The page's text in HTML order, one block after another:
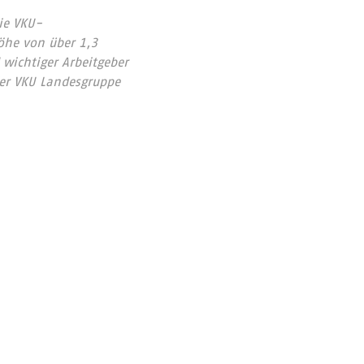
VKU-
von über 1,3
Arbeitgeber
VKU Landesgruppe